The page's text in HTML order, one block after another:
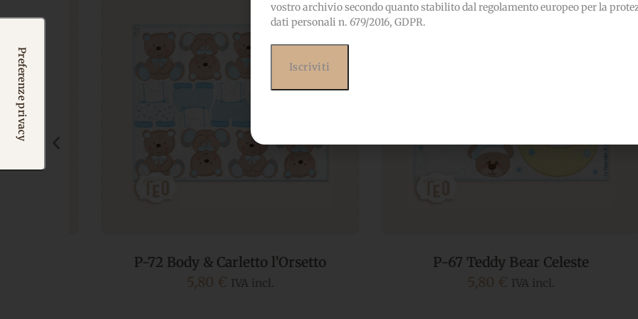
P-72 Body & Carletto l’Orsetto
€ IVA incl.
P-67 Teddy Bear Celeste
€ IVA incl.
vostro archivio secondo quanto stabilito dal regolamento europeo per la
dati personali n. 679/2016, GDPR.